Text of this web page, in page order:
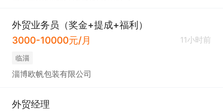
外贸业务员（奖金+提成+福利）
3000-10000元/月
11小时前
临淄
淄博欧帆包装有限公司
外贸经理